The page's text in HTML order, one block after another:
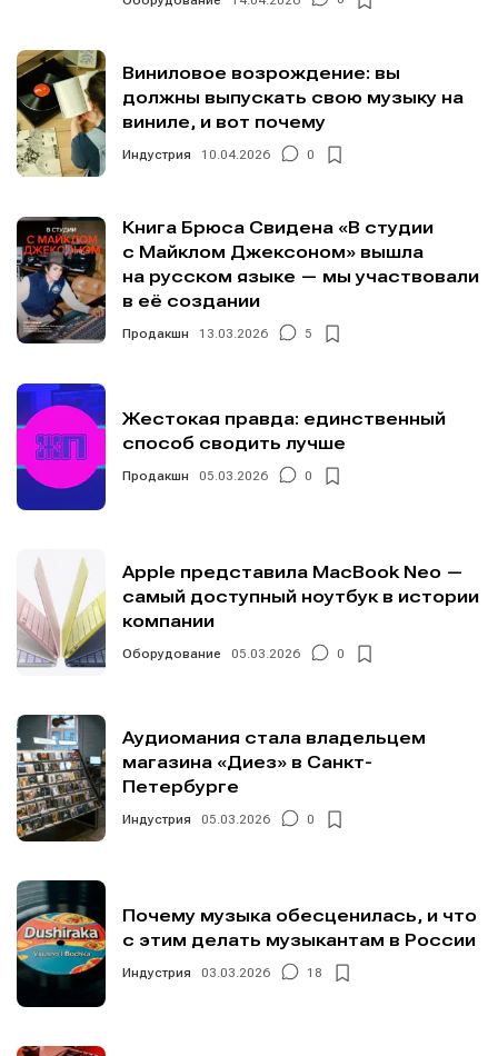
Мы в социальных сетях
Информация
О проекте Реклама
Редакционная политика (в разработке)
Предложение новостей
Мы в социальных сетях
Информация
О проекте Реклама
Редакционная политика (в разработке)
Предложение новостей
Виниловое возрождение: вы
должны выпускать свою музыку на
виниле, и вот почему
Индустрия 10.04.2026 0
Книга Брюса Свидена «В студии
с Майклом Джексоном» вышла
на русском языке — мы участвовали
в её создании
Продакшн 13.03.2026 5
Жестокая правда: единственный
способ сводить лучше
Продакшн 05.03.2026 0
Apple представила MacBook Neo —
самый доступный ноутбук в истории
компании
Оборудование 05.03.2026 0
Аудиомания стала владельцем
магазина «Диез» в Санкт-
Петербурге
Индустрия 05.03.2026 0
Почему музыка обесценилась, и что
с этим делать музыкантам в России
Индустрия 03.03.2026 18